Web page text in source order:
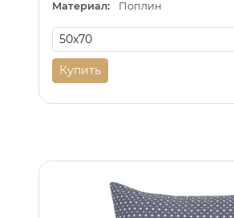
Материал:
Поплин
Купить